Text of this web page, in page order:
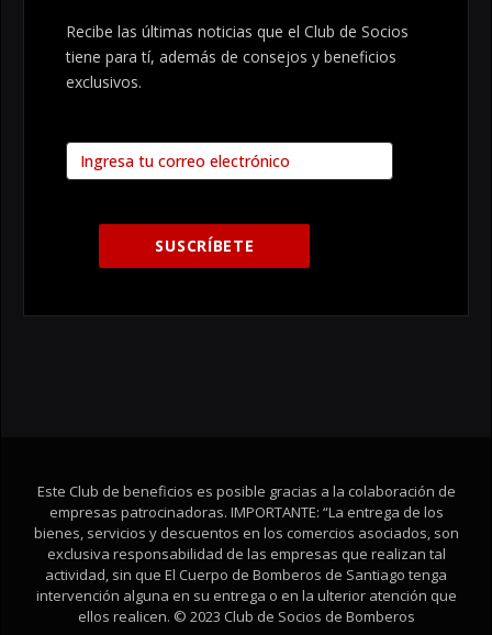
Recibe las últimas noticias que el Club de Socios
tiene para tí, además de consejos y beneficios
exclusivos.
Este Club de beneficios es posible gracias a la colaboración de
empresas patrocinadoras. IMPORTANTE: “La entrega de los
bienes, servicios y descuentos en los comercios asociados, son
exclusiva responsabilidad de las empresas que realizan tal
actividad, sin que El Cuerpo de Bomberos de Santiago tenga
intervención alguna en su entrega o en la ulterior atención que
ellos realicen. © 2023 Club de Socios de Bomberos